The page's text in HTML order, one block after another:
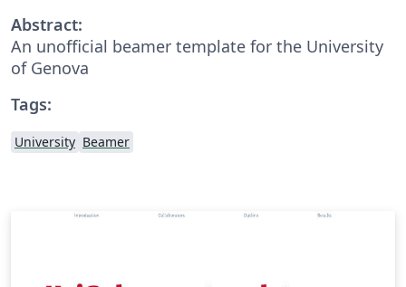
Abstract:
An unofficial beamer template for the University
of Genova
Tags:
University Beamer